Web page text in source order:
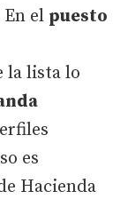
el puesto
la lista lo
es
Hacienda